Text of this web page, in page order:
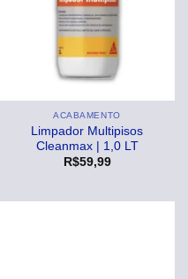
ACABAMENTO
Limpador Multipisos
Cleanmax | 1,0 LT
R$59,99